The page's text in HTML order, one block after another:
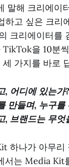
말해 크리에이
하고 싶은 크
크리에이터를
TikTok을 10분
가지를 바로
, 어디에 있는가?
만들며, 누구를
, 브랜드는 무엇
하나가 아무리
서는 Media Kit